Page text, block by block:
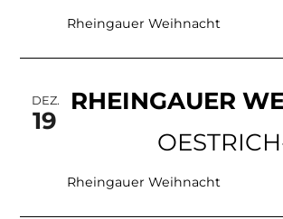
Rheingauer Weihnacht
RHEINGAUER
DEZ.
19
Rheingauer Weihnacht